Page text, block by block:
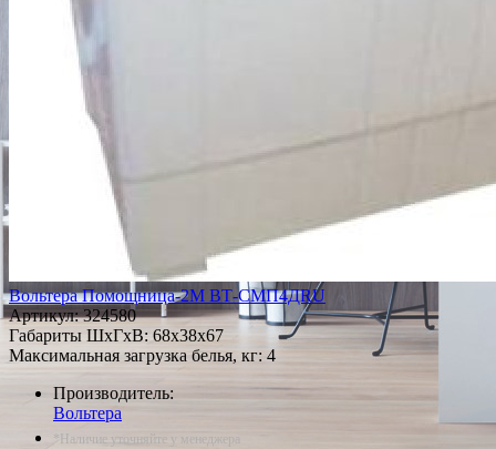
Вольтера Помощница-2М ВТ-СМП4ДRU
Артикул:324580
Габариты ШxГxВ: 68x38x67
Максимальная загрузка белья, кг: 4
Производитель:
Вольтера
*Наличие уточняйте у менеджера